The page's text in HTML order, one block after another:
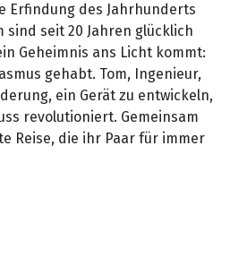
Erfindung des Jahrhunderts
sind seit 20 Jahren glücklich
Geheimnis ans Licht kommt:
gehabt. Tom, Ingenieur,
ein Gerät zu entwickeln,
revolutioniert. Gemeinsam
Reise, die ihr Paar für immer